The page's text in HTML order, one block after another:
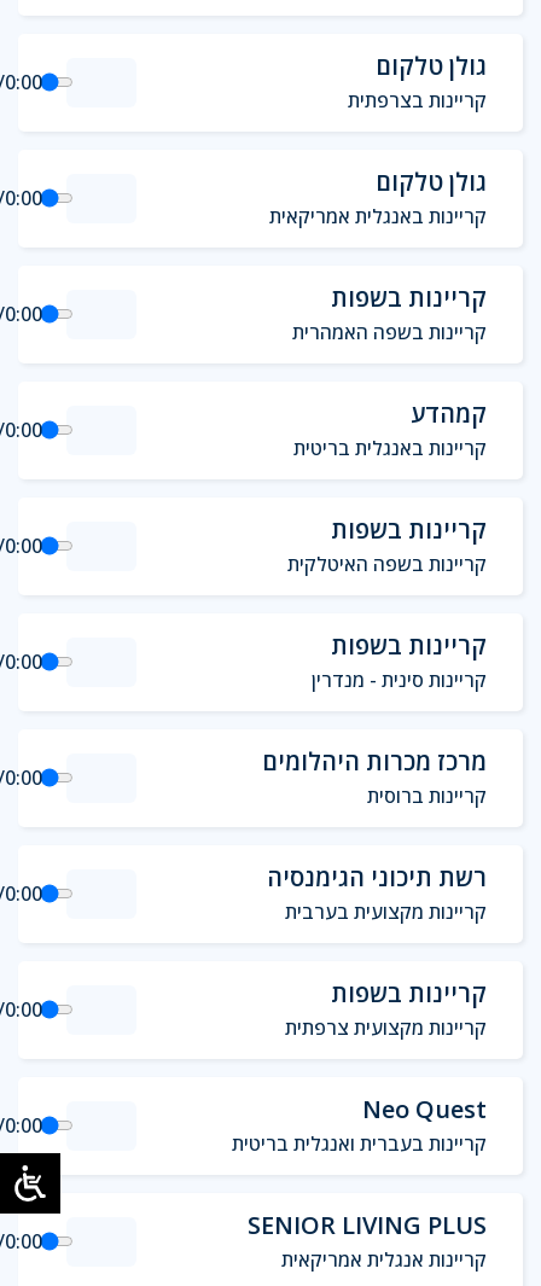
גולן טלקום
קריינות בצרפתית
0:00
גולן טלקום
קריינות באנגלית אמריקאית
0:00
קריינות בשפות
קריינות בשפה האמהרית
0:00
קמהדע
קריינות באנגלית בריטית
0:00
קריינות בשפות
קריינות בשפה האיטלקית
0:00
קריינות בשפות
קריינות סינית - מנדרין
0:00
מרכז מכרות היהלומים
קריינות ברוסית
0:00
רשת תיכוני הגימנסיה
קריינות מקצועית בערבית
0:00
קריינות בשפות
קריינות מקצועית צרפתית
0:00
Neo Quest
קריינות בעברית ואנגלית בריטית
0:00
SENIOR LIVING PLUS
קריינות אנגלית אמריקאית
0:00